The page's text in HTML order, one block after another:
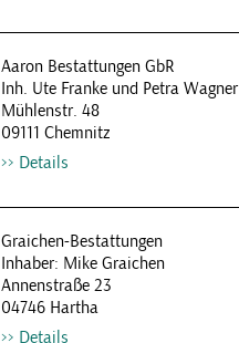
Aaron Bestattungen GbR
Inh. Ute Franke und Petra Wagner
Mühlenstr. 48
09111 Chemnitz
Details
Graichen-Bestattungen
Inhaber: Mike Graichen
Annenstraße 23
04746 Hartha
Details